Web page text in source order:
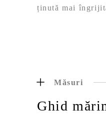
ținută mai
Măsuri
Ghid